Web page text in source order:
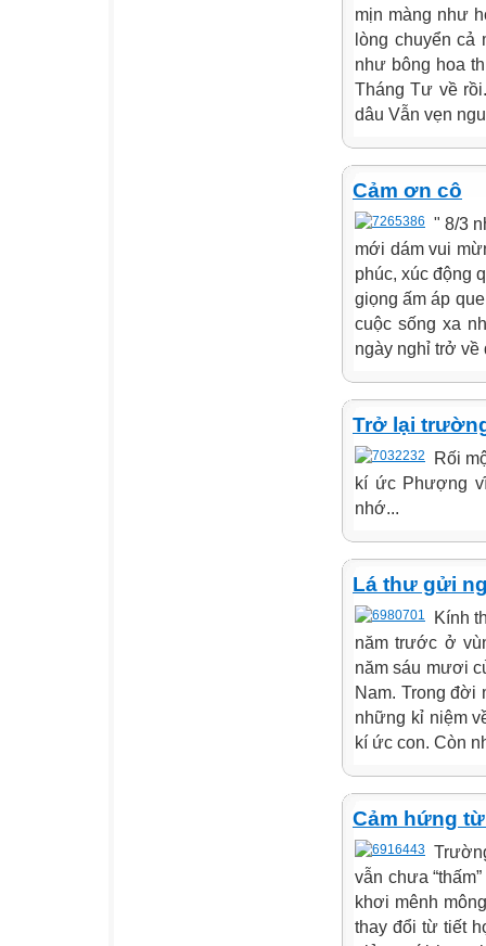
mịn màng như
lòng chuyển cả
như bông hoa
Tháng Tư về
dâu Vẫn vẹn
Cảm ơn cô
" 8/3
mới dám vui
phúc, xúc động
giọng ấm áp
cuộc sống xa
ngày nghỉ trở về
Trở lại
Rối
kí ức Phượng
nhớ...
Lá thư gửi
Kính
năm trước ở
năm sáu mươi
Nam. Trong đời
những kỉ niệm
kí ức con. Còn
Cảm hứng
vẫn chưa
khơi mênh
thay đổi từ tiết